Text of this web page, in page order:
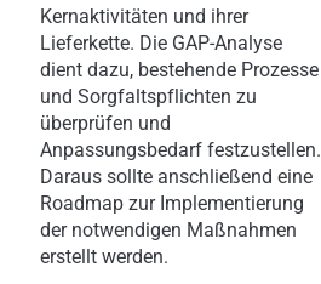
Kernaktivitäten und ihrer
Lieferkette. Die GAP-Analyse
dient dazu, bestehende Prozesse
und Sorgfaltspflichten zu
überprüfen und
Anpassungsbedarf festzustellen.
Daraus sollte anschließend eine
Roadmap zur Implementierung
der notwendigen Maßnahmen
erstellt werden.